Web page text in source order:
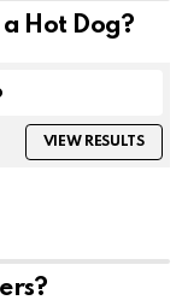
Hot Dog?
VIEW RESULTS